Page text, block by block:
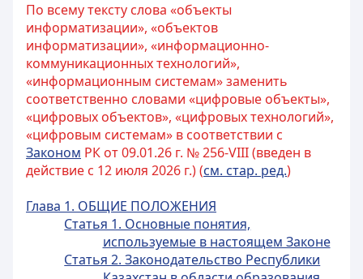
По всему тексту слова «объекты
информатизации», «объектов
информатизации», «информационно-
коммуникационных технологий»,
«информационным системам» заменить
соответственно словами «цифровые объекты»,
«цифровых объектов», «цифровых технологий»,
«цифровым системам» в соответствии с
Законом РК от 09.01.26 г. № 256-VIII (введен в
действие с 12 июля 2026 г.) (см. стар. ред.)
Глава 1. ОБЩИЕ ПОЛОЖЕНИЯ
Статья 1. Основные понятия,
используемые в настоящем Законе
Статья 2. Законодательство Республики